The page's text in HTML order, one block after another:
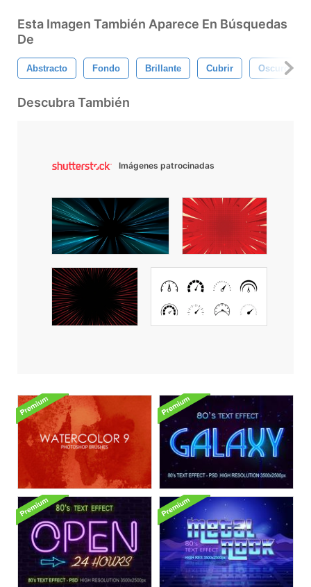
Esta Imagen También Aparece En Búsquedas
De
Abstracto Fondo Brillante Cubrir Oscuro
Descubra También
Imágenes patrocinadas